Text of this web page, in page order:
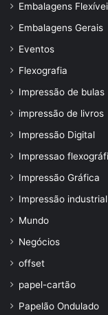
Embalagens
Embalagens Gerais
Eventos
Flexografia
Impressão de bulas
impressão de livros
Impressão Digital
Impressao
Impressão Gráfica
Impressão industrial
Mundo
Negócios
offset
papel-cartão
Papelão Ondulado